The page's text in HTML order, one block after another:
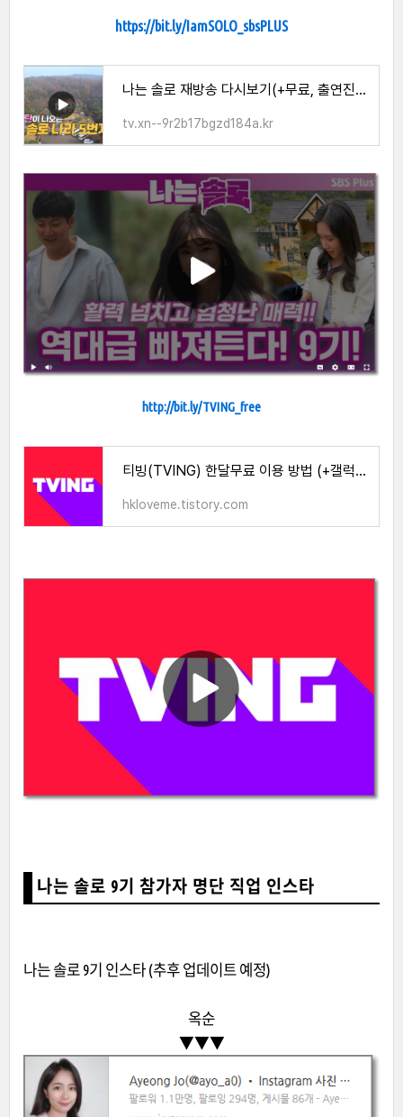
https://bit.ly/IamSOLO_sbsPLUS
나는 솔로 재방송 다시보기(+무료, 출연진 직업 인스타, 촬영장소)
tv.xn--9r2b17bgzd184a.kr
http://bit.ly/TVING_free
티빙(TVING) 한달무료 이용 방법 (+갤럭시, 아이폰)
hkloveme.tistory.com
나는 솔로 9기 참가자 명단 직업 인스타
나는 솔로 9기 인스타 (추후 업데이트 예정)
옥순
▼▼▼